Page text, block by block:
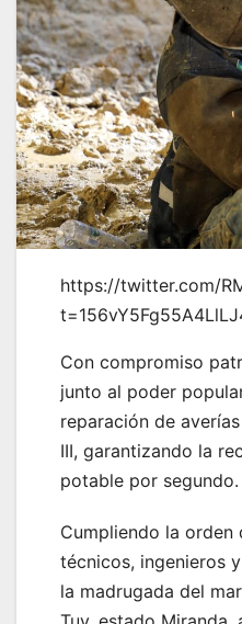
https://twitter.com/
Con compromiso
junto al poder
reparación de
III, garantizando la
potable por segundo.
Cumpliendo la orden
técnicos, ingenieros
la madrugada del